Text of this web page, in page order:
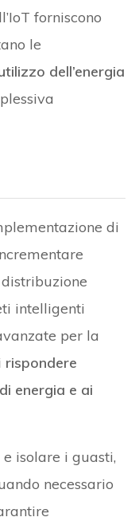
forniscono
le
dell’energia
di
intelligenti
per la
rispondere
energia e ai
isolare i guasti,
necessario